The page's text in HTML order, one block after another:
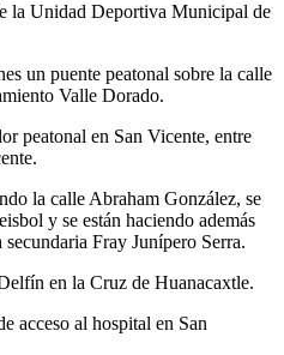
la Unidad Deportiva Municipal de
un puente peatonal sobre la calle
Valle Dorado.
peatonal en San Vicente, entre
la calle Abraham González, se
y se están haciendo además
Fray Junípero Serra.
en la Cruz de Huanacaxtle.
acceso al hospital en San